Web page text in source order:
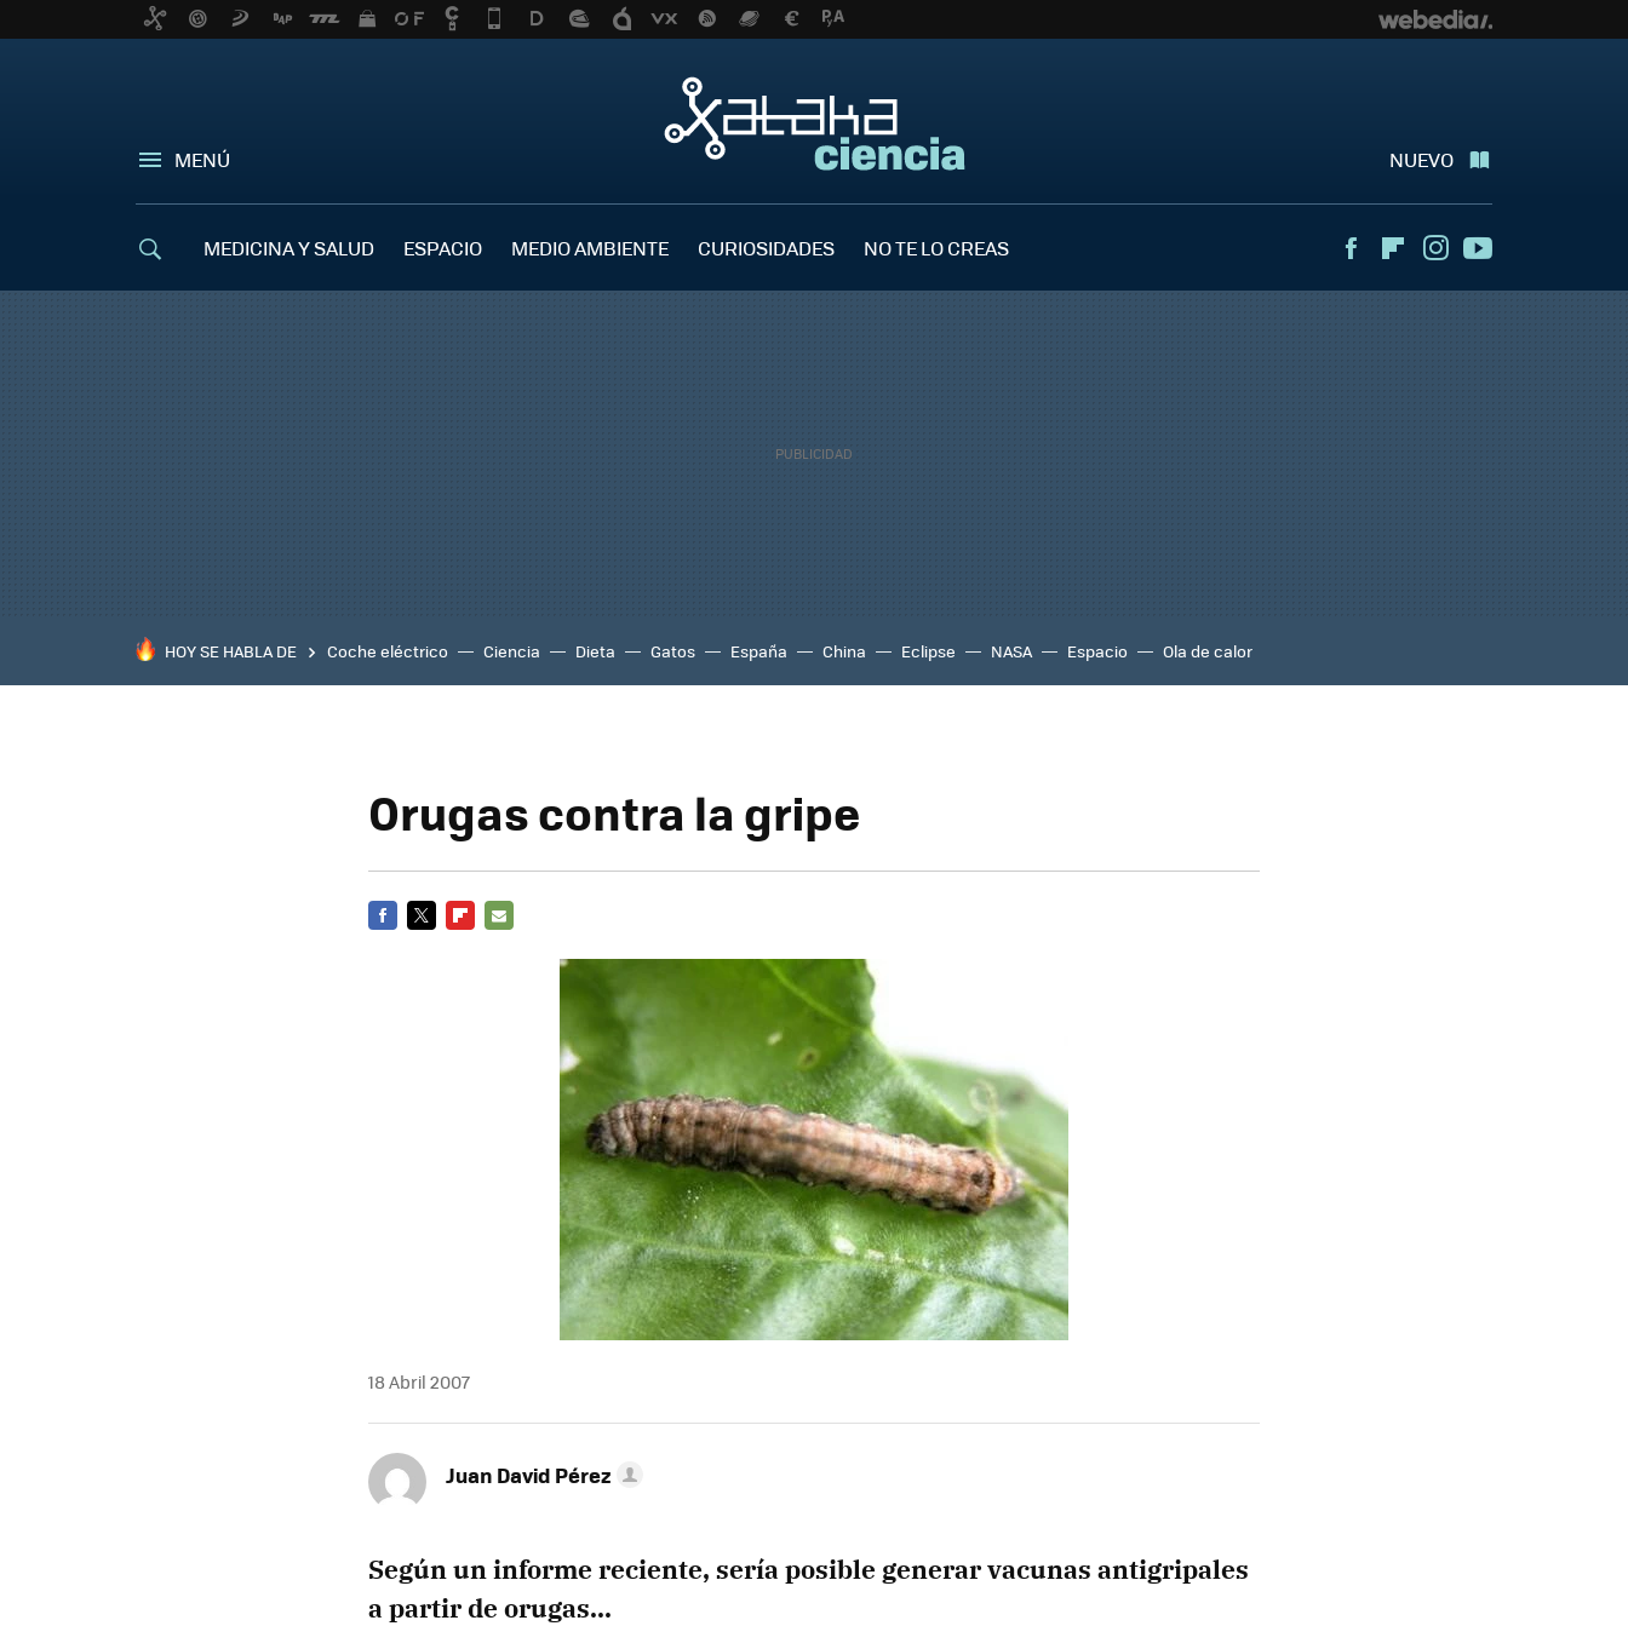
MENÚ NUEVO
MEDICINA Y SALUD ESPACIO MEDIO AMBIENTE CURIOSIDADES NO TE LO CREAS FacebookFlipboardInstagram
HOY SE HABLA DE Coche eléctrico Ciencia Dieta Gatos España China Eclipse NASA Espacio Ola de calor
Orugas contra la gripe
18 Abril 2007
Juan David Pérez
Según un informe reciente, sería posible generar vacunas antigripales
a partir de orugas...